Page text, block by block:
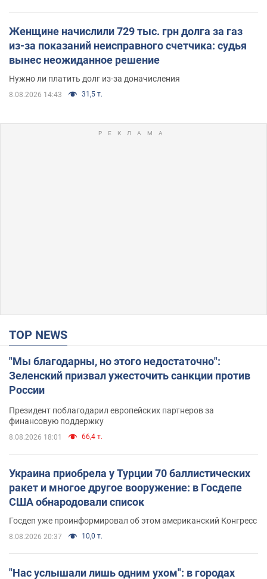
Женщине начислили 729 тыс. грн долга за газ
из-за показаний неисправного счетчика: судья
вынес неожиданное решение
Нужно ли платить долг из-за доначисления
8.08.2026 14:43 31,5 т.
TOP NEWS
"Мы благодарны, но этого недостаточно":
Зеленский призвал ужесточить санкции против
России
Президент поблагодарил европейских партнеров за
финансовую поддержку
8.08.2026 18:01 66,4 т.
Украина приобрела у Турции 70 баллистических
ракет и многое другое вооружение: в Госдепе
США обнародовали список
Госдеп уже проинформировал об этом американский Конгресс
8.08.2026 20:37 10,0 т.
"Нас услышали лишь одним ухом": в городах